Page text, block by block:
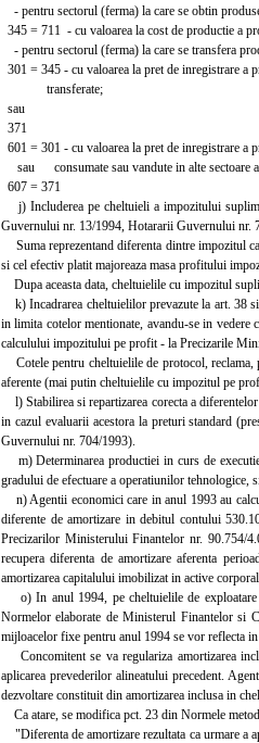
- pentru sectorul (ferma) la care se obtin
345 = 711 - cu valoarea la cost de productie a
- pentru sectorul (ferma) la care se transfera
301 = 345 - cu valoarea la pret de inregistrare a
transferate;
sau
371
601 = 301 - cu valoarea la pret de inregistrare a
sau consumate sau vandute in alte sectoare
607 = 371
j) Includerea pe cheltuieli a impozitului
Guvernului nr. 13/1994, Hotararii Guvernului nr.
Suma reprezentand diferenta dintre impozitul
si cel efectiv platit majoreaza masa profitului
Dupa aceasta data, cheltuielile cu impozitul
k) Incadrarea cheltuielilor prevazute la art. 38
in limita cotelor mentionate, avandu-se in vedere
calculului impozitului pe profit - la Precizarile
Cotele pentru cheltuielile de protocol,
aferente (mai putin cheltuielile cu impozitul pe
l) Stabilirea si repartizarea corecta a
in cazul evaluarii acestora la preturi standard
Guvernului nr. 704/1993).
m) Determinarea productiei in curs de
gradului de efectuare a operatiunilor tehnologice,
n) Agentii economici care in anul 1993 au
diferente de amortizare in debitul contului
Precizarilor Ministerului Finantelor nr. 90.754/
recupera diferenta de amortizare aferenta
amortizarea capitalului imobilizat in active
o) In anul 1994, pe cheltuielile de exploatare
Normelor elaborate de Ministerul Finantelor si
mijloacelor fixe pentru anul 1994 se vor reflecta
Concomitent se va regulariza amortizarea
aplicarea prevederilor alineatului precedent.
dezvoltare constituit din amortizarea inclusa in
Ca atare, se modifica pct. 23 din Normele
"Diferenta de amortizare rezultata ca urmare a